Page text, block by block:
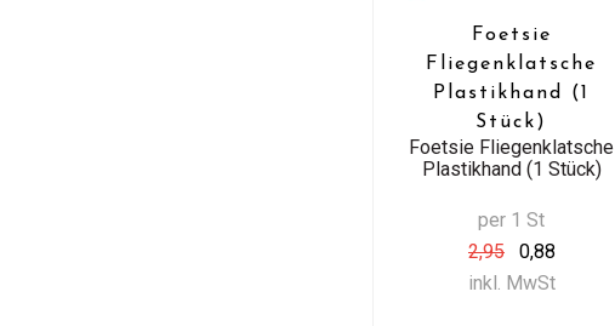
Foetsie
Fliegenklatsche
Plastikhand (1
Stück)
Foetsie Fliegenklatsche
Plastikhand (1 Stück)
per 1 St
2,95
0,88
inkl. MwSt